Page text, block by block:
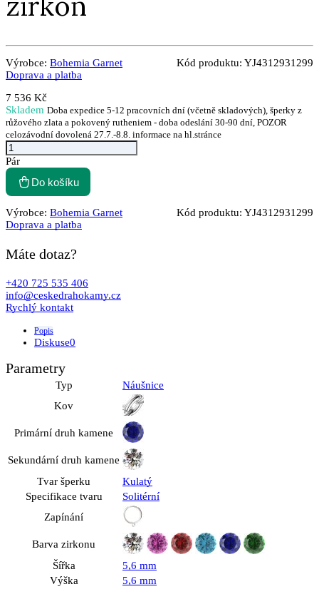
Výrobce: Bohemia Garnet Kód produktu: YJ4312931299
Doprava a platba
7 536 Kč
Skladem Doba expedice 5-12 pracovních dní (včetně skladových), šperky z
růžového zlata a pokovený rutheniem - doba odeslání 30-90 dní, POZOR
celozávodní dovolená 27.7.-8.8. informace na hl.stránce
Pár
Do košíku
Výrobce: Bohemia Garnet Kód produktu: YJ4312931299
Doprava a platba
Máte dotaz?
+420 725 535 406
info@ceskedrahokamy.cz
Rychlý kontakt
Popis
Diskuse0
Parametry
Typ
Náušnice
Kov
Primární druh kamene
Sekundární druh kamene
Tvar šperku
Kulatý
Specifikace tvaru
Solitérní
Zapínání
Barva zirkonu
Šířka
5,6 mm
Výška
5,6 mm